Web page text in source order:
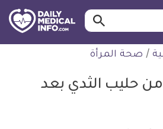
ابحث…
/ صحة المرأة
حليب الثدي بعد